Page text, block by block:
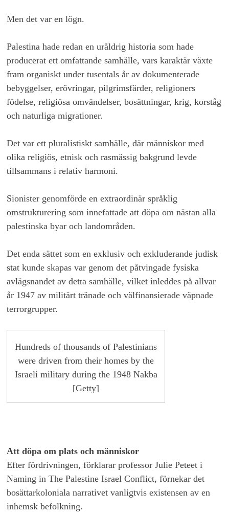
Men det var en lögn.
Palestina hade redan en uråldrig historia som hade
producerat ett omfattande samhälle, vars karaktär växte
fram organiskt under tusentals år av dokumenterade
bebyggelser, erövringar, pilgrimsfärder, religioners
födelse, religiösa omvändelser, bosättningar, krig, korståg
och naturliga migrationer.
Det var ett pluralistiskt samhälle, där människor med
olika religiös, etnisk och rasmässig bakgrund levde
tillsammans i relativ harmoni.
Sionister genomförde en extraordinär språklig
omstrukturering som innefattade att döpa om nästan alla
palestinska byar och landområden.
Det enda sättet som en exklusiv och exkluderande judisk
stat kunde skapas var genom det påtvingade fysiska
avlägsnandet av detta samhälle, vilket inleddes på allvar
år 1947 av militärt tränade och välfinansierade väpnade
terrorgrupper.
Hundreds of thousands of Palestinians
were driven from their homes by the
Israeli military during the 1948 Nakba
[Getty]
Att döpa om plats och människor
Efter fördrivningen, förklarar professor Julie Peteet i
Naming in The Palestine Israel Conflict, förnekar det
bosättarkoloniala narrativet vanligtvis existensen av en
inhemsk befolkning.